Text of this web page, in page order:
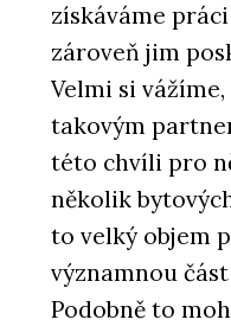
ČLÁNKY
„Monolit
řemeslo.“
z
s
získáváme
zároveň jim
Velmi si
takovým
této chvíli pro
několik
to velký objem
významnou
Podobně to